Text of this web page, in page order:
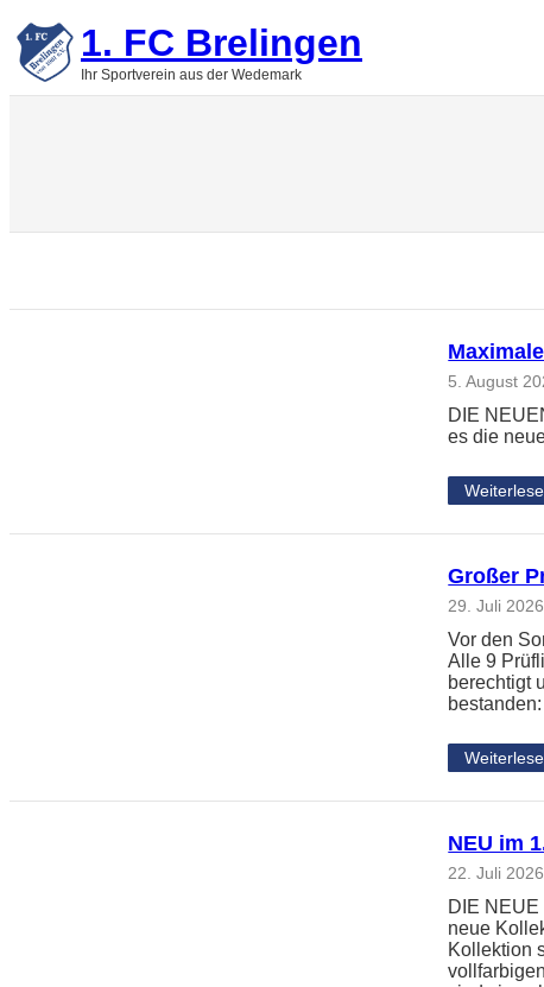
Zum
Inhalt
springen1. FC Brelingen
Ihr Sportverein aus der Wedemark
5. August
DIE
es die
Großer
29. Juli 2026
Vor den
Alle 9
berechtigt
NEU im
22. Juli 2026
DIE
neue
Kollektion